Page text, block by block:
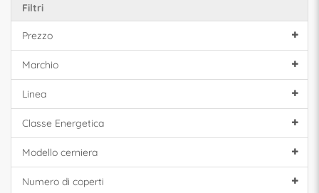
Filtri
Prezzo
Marchio
Linea
Classe Energetica
Modello cerniera
Numero di coperti